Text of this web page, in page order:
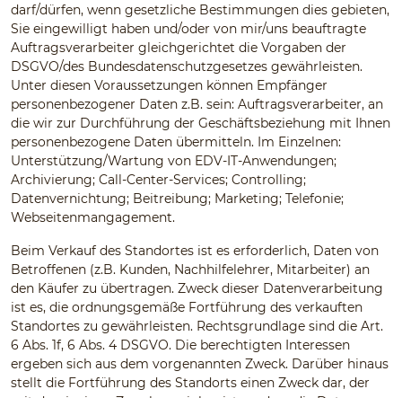
darf/dürfen, wenn gesetzliche Bestimmungen dies gebieten,
Sie eingewilligt haben und/oder von mir/uns beauftragte
Auftragsverarbeiter gleichgerichtet die Vorgaben der
DSGVO/des Bundesdatenschutzgesetzes gewährleisten.
Unter diesen Voraussetzungen können Empfänger
personenbezogener Daten z.B. sein: Auftragsverarbeiter, an
die wir zur Durchführung der Geschäftsbeziehung mit Ihnen
personenbezogene Daten übermitteln. Im Einzelnen:
Unterstützung/Wartung von EDV-IT-Anwendungen;
Archivierung; Call-Center-Services; Controlling;
Datenvernichtung; Beitreibung; Marketing; Telefonie;
Webseitenmangagement.
Beim Verkauf des Standortes ist es erforderlich, Daten von
Betroffenen (z.B. Kunden, Nachhilfelehrer, Mitarbeiter) an
den Käufer zu übertragen. Zweck dieser Datenverarbeitung
ist es, die ordnungsgemäße Fortführung des verkauften
Standortes zu gewährleisten. Rechtsgrundlage sind die Art.
6 Abs. 1f, 6 Abs. 4 DSGVO. Die berechtigten Interessen
ergeben sich aus dem vorgenannten Zweck. Darüber hinaus
stellt die Fortführung des Standorts einen Zweck dar, der